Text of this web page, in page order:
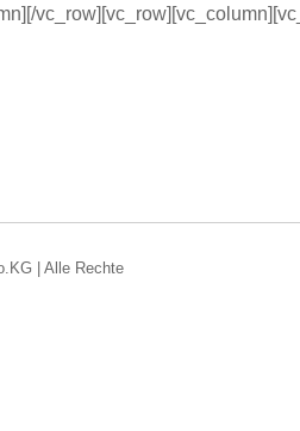
| Alle Rechte